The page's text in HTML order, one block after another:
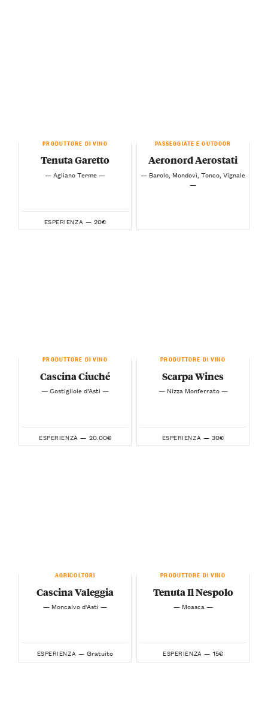
PRODUTTORE DI VINO
Tenuta Garetto
— Agliano Terme —
ESPERIENZA — 20€
PASSEGGIATE E OUTDOOR
Aeronord Aerostati
— Barolo, Mondovì, Tonco, Vignale
—
PRODUTTORE DI VINO
Cascina Ciuché
— Costigliole d’Asti —
ESPERIENZA — 20.00€
PRODUTTORE DI VINO
Scarpa Wines
— Nizza Monferrato —
ESPERIENZA — 30€
AGRICOLTORI
Cascina Valeggia
— Moncalvo d'Asti —
ESPERIENZA — Gratuito
PRODUTTORE DI VINO
Tenuta Il Nespolo
— Moasca —
ESPERIENZA — 15€